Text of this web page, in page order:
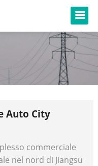
Auto City
commerciale
nel nord di Jiangsu